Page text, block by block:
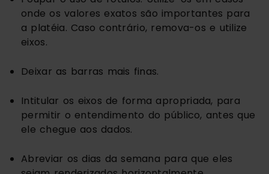
onde os valores exatos são importantes para
a platéia. Caso contrário, remova-os e utilize
eixos.
Deixar as barras mais finas.
Intitular os eixos de forma apropriada, para
permitir o entendimento do público, antes que
ele chegue aos dados.
Abreviar os dias da semana para que eles